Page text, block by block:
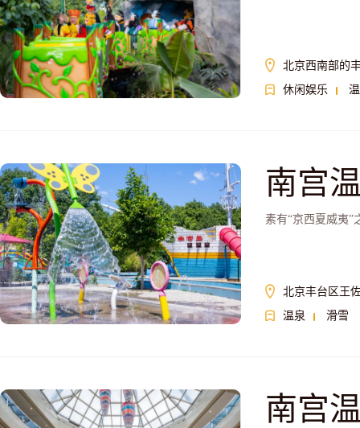
北京西南部的
休闲娱乐
南宫
素有“京西夏威夷”
北京丰台区王
温泉
滑雪
南宫